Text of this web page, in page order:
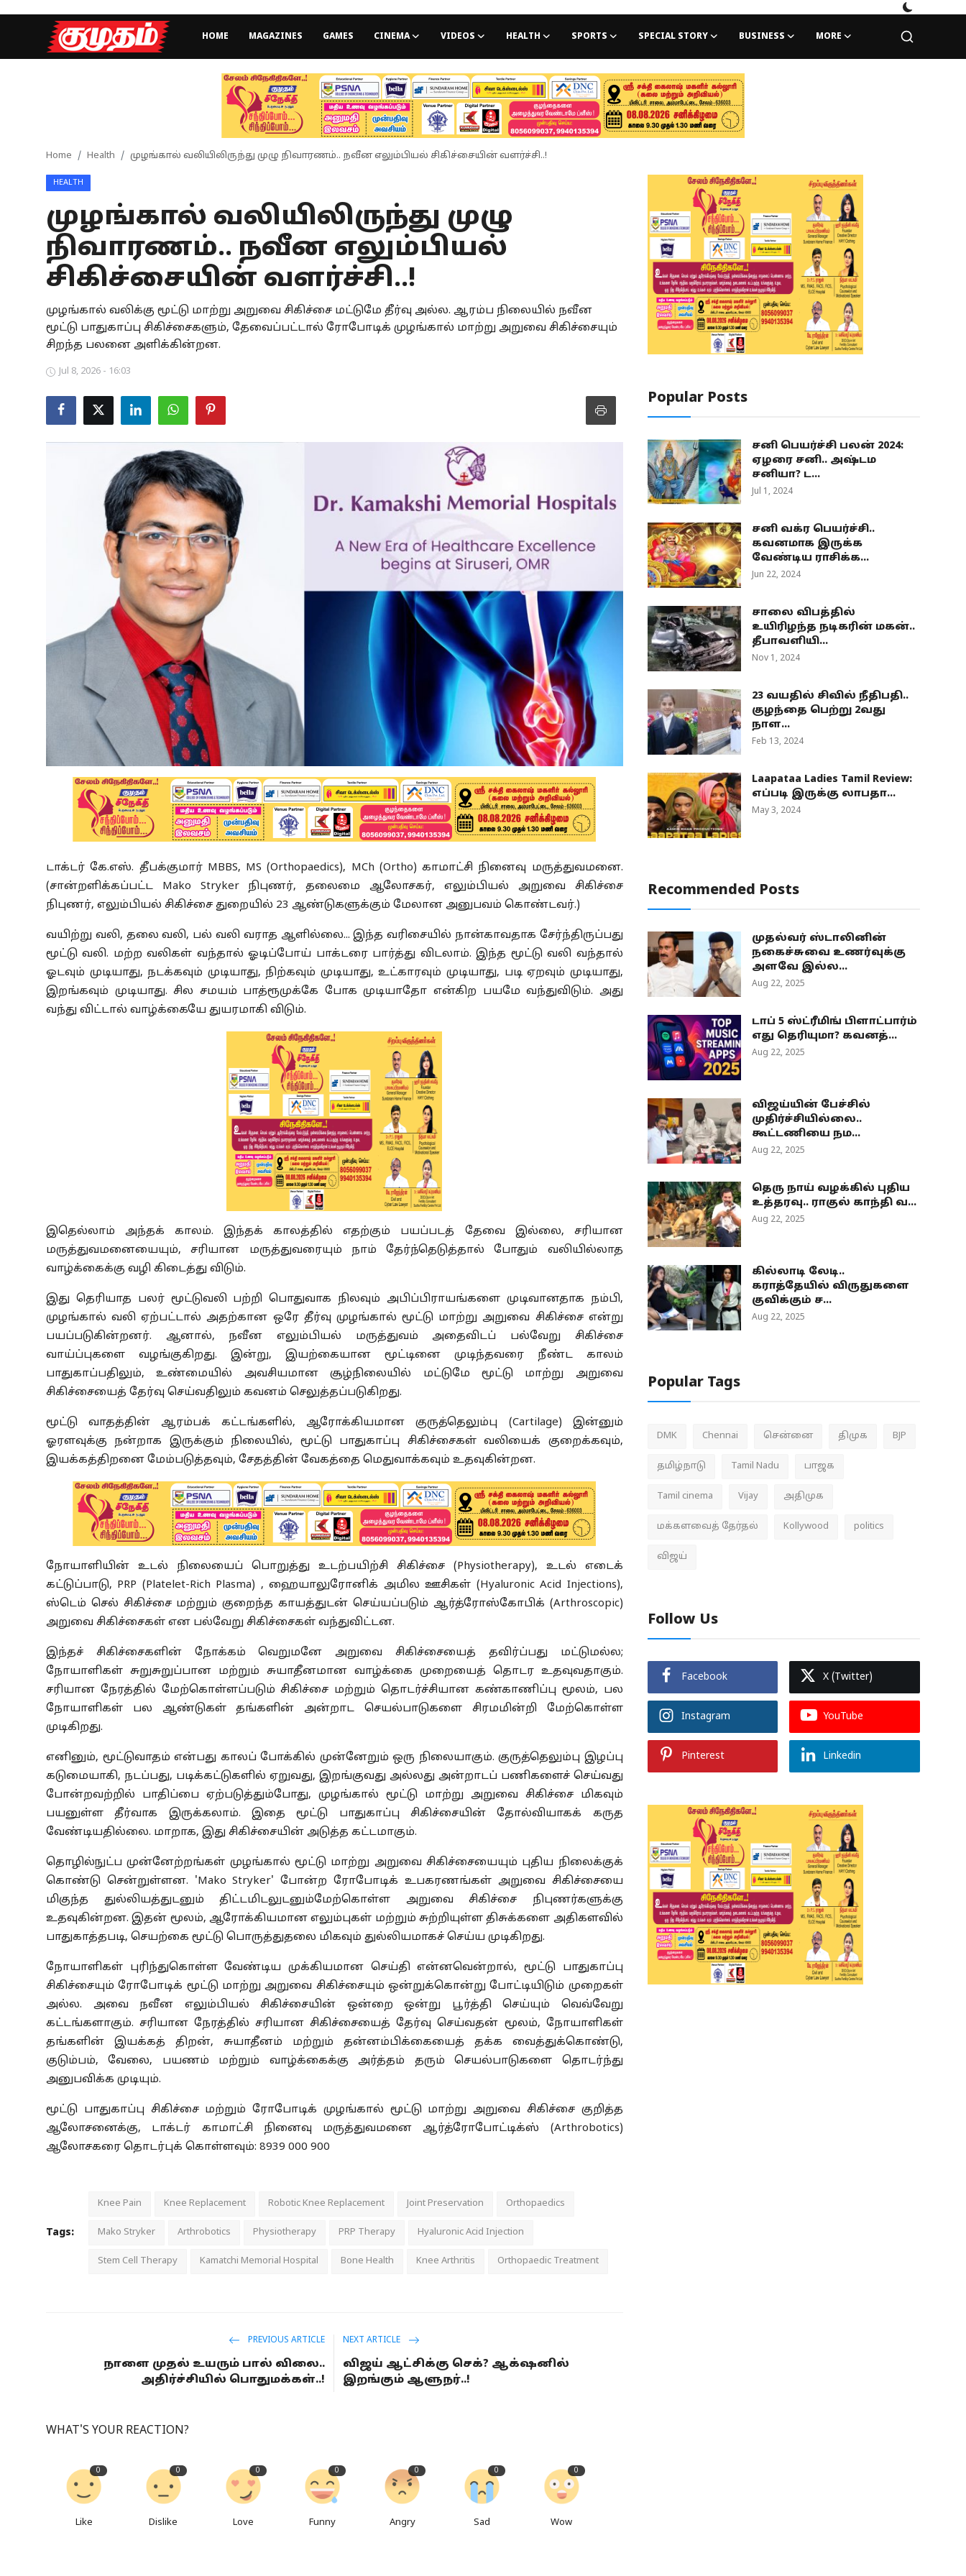
HOME MAGAZINES GAMES CINEMA VIDEOS HEALTH SPORTS SPECIAL STORY BUSINESS MORE
Games
Special Story
Business
Tamilnadu
National
Home Health முழங்கால் வலியிலிருந்து முழு நிவாரணம்.. நவீன எலும்பியல் சிகிச்சையின் வளர்ச்சி..!
HEALTH
முழங்கால் வலியிலிருந்து முழு
நிவாரணம்.. நவீன எலும்பியல்
சிகிச்சையின் வளர்ச்சி..!
முழங்கால் வலிக்கு மூட்டு மாற்று அறுவை சிகிச்சை மட்டுமே தீர்வு அல்ல. ஆரம்ப நிலையில் நவீன
மூட்டு பாதுகாப்பு சிகிச்சைகளும், தேவைப்பட்டால் ரோபோடிக் முழங்கால் மாற்று அறுவை சிகிச்சையும்
சிறந்த பலனை அளிக்கின்றன.
Jul 8, 2026 - 16:03
டாக்டர் கே.எஸ். தீபக்குமார் MBBS, MS (Orthopaedics), MCh (Ortho) காமாட்சி நினைவு மருத்துவமனை.
(சான்றளிக்கப்பட்ட Mako Stryker நிபுணர், தலைமை ஆலோசகர், எலும்பியல் அறுவை சிகிச்சை
நிபுணர், எலும்பியல் சிகிச்சை துறையில் 23 ஆண்டுகளுக்கும் மேலான அனுபவம் கொண்டவர்.)
வயிற்று வலி, தலை வலி, பல் வலி வராத ஆளில்லை... இந்த வரிசையில் நான்காவதாக சேர்ந்திருப்பது
மூட்டு வலி. மற்ற வலிகள் வந்தால் ஓடிப்போய் பாக்டரை பார்த்து விடலாம். இந்த மூட்டு வலி வந்தால்
ஓடவும் முடியாது, நடக்கவும் முடியாது, நிற்கவும் முடியாது, உட்காரவும் முடியாது, படி ஏறவும் முடியாது,
இறங்கவும் முடியாது. சில சமயம் பாத்ரூமுக்கே போக முடியாதோ என்கிற பயமே வந்துவிடும். அது
வந்து விட்டால் வாழ்க்கையே துயரமாகி விடும்.
இதெல்லாம் அந்தக் காலம். இந்தக் காலத்தில் எதற்கும் பயப்படத் தேவை இல்லை, சரியான
மருத்துவமனையையும், சரியான மருத்துவரையும் நாம் தேர்ந்தெடுத்தால் போதும் வலியில்லாத
வாழ்க்கைக்கு வழி கிடைத்து விடும்.
இது தெரியாத பலர் மூட்டுவலி பற்றி பொதுவாக நிலவும் அபிப்பிராயங்களை முடிவானதாக நம்பி,
முழங்கால் வலி ஏற்பட்டால் அதற்கான ஒரே தீர்வு முழங்கால் மூட்டு மாற்று அறுவை சிகிச்சை என்று
பயப்படுகின்றனர். ஆனால், நவீன எலும்பியல் மருத்துவம் அதைவிடப் பல்வேறு சிகிச்சை
வாய்ப்புகளை வழங்குகிறது. இன்று, இயற்கையான மூட்டினை முடிந்தவரை நீண்ட காலம்
பாதுகாப்பதிலும், உண்மையில் அவசியமான சூழ்நிலையில் மட்டுமே மூட்டு மாற்று அறுவை
சிகிச்சையைத் தேர்வு செய்வதிலும் கவனம் செலுத்தப்படுகிறது.
மூட்டு வாதத்தின் ஆரம்பக் கட்டங்களில், ஆரோக்கியமான குருத்தெலும்பு (Cartilage) இன்னும்
ஓரளவுக்கு நன்றாக இருக்கும் நிலையில், மூட்டு பாதுகாப்பு சிகிச்சைகள் வலியைக் குறைக்கவும்,
இயக்கத்திறனை மேம்படுத்தவும், சேதத்தின் வேகத்தை மெதுவாக்கவும் உதவுகின்றன.
நோயாளியின் உடல் நிலையைப் பொறுத்து உடற்பயிற்சி சிகிச்சை (Physiotherapy), உடல் எடைக்
கட்டுப்பாடு, PRP (Platelet-Rich Plasma) , ஹையாலுரோனிக் அமில ஊசிகள் (Hyaluronic Acid Injections),
ஸ்டெம் செல் சிகிச்சை மற்றும் குறைந்த காயத்துடன் செய்யப்படும் ஆர்த்ரோஸ்கோபிக் (Arthroscopic)
அறுவை சிகிச்சைகள் என பல்வேறு சிகிச்சைகள் வந்துவிட்டன.
இந்தச் சிகிச்சைகளின் நோக்கம் வெறுமனே அறுவை சிகிச்சையைத் தவிர்ப்பது மட்டுமல்ல;
நோயாளிகள் சுறுசுறுப்பான மற்றும் சுயாதீனமான வாழ்க்கை முறையைத் தொடர உதவுவதாகும்.
சரியான நேரத்தில் மேற்கொள்ளப்படும் சிகிச்சை மற்றும் தொடர்ச்சியான கண்காணிப்பு மூலம், பல
நோயாளிகள் பல ஆண்டுகள் தங்களின் அன்றாட செயல்பாடுகளை சிரமமின்றி மேற்கொள்ள
முடிகிறது.
எனினும், மூட்டுவாதம் என்பது காலப் போக்கில் முன்னேறும் ஒரு நிலையாகும். குருத்தெலும்பு இழப்பு
கடுமையாகி, நடப்பது, படிக்கட்டுகளில் ஏறுவது, இறங்குவது அல்லது அன்றாடப் பணிகளைச் செய்வது
போன்றவற்றில் பாதிப்பை ஏற்படுத்தும்போது, முழங்கால் மூட்டு மாற்று அறுவை சிகிச்சை மிகவும்
பயனுள்ள தீர்வாக இருக்கலாம். இதை மூட்டு பாதுகாப்பு சிகிச்சையின் தோல்வியாகக் கருத
வேண்டியதில்லை. மாறாக, இது சிகிச்சையின் அடுத்த கட்டமாகும்.
தொழில்நுட்ப முன்னேற்றங்கள் முழங்கால் மூட்டு மாற்று அறுவை சிகிச்சையையும் புதிய நிலைக்குக்
கொண்டு சென்றுள்ளன. 'Mako Stryker' போன்ற ரோபோடிக் உபகரணங்கள் அறுவை சிகிச்சையை
மிகுந்த துல்லியத்துடனும் திட்டமிடலுடனும்மேற்கொள்ள அறுவை சிகிச்சை நிபுணர்களுக்கு
உதவுகின்றன. இதன் மூலம், ஆரோக்கியமான எலும்புகள் மற்றும் சுற்றியுள்ள திசுக்களை அதிகளவில்
பாதுகாத்தபடி, செயற்கை மூட்டு பொருத்துதலை மிகவும் துல்லியமாகச் செய்ய முடிகிறது.
நோயாளிகள் புரிந்துகொள்ள வேண்டிய முக்கியமான செய்தி என்னவென்றால், மூட்டு பாதுகாப்பு
சிகிச்சையும் ரோபோடிக் மூட்டு மாற்று அறுவை சிகிச்சையும் ஒன்றுக்கொன்று போட்டியிடும் முறைகள்
அல்ல. அவை நவீன எலும்பியல் சிகிச்சையின் ஒன்றை ஒன்று பூர்த்தி செய்யும் வெவ்வேறு
கட்டங்களாகும். சரியான நேரத்தில் சரியான சிகிச்சையைத் தேர்வு செய்வதன் மூலம், நோயாளிகள்
தங்களின் இயக்கத் திறன், சுயாதீனம் மற்றும் தன்னம்பிக்கையைத் தக்க வைத்துக்கொண்டு,
குடும்பம், வேலை, பயணம் மற்றும் வாழ்க்கைக்கு அர்த்தம் தரும் செயல்பாடுகளை தொடர்ந்து
அனுபவிக்க முடியும்.
மூட்டு பாதுகாப்பு சிகிச்சை மற்றும் ரோபோடிக் முழங்கால் மூட்டு மாற்று அறுவை சிகிச்சை குறித்த
ஆலோசனைக்கு, டாக்டர் காமாட்சி நினைவு மருத்துவமனை ஆர்த்ரோபோட்டிக்ஸ் (Arthrobotics)
ஆலோசகரை தொடர்புக் கொள்ளவும்: 8939 000 900
Tags:
Knee Pain Knee Replacement Robotic Knee Replacement Joint Preservation Orthopaedics
Mako Stryker Arthrobotics Physiotherapy PRP Therapy Hyaluronic Acid Injection
Stem Cell Therapy Kamatchi Memorial Hospital Bone Health Knee Arthritis Orthopaedic Treatment
PREVIOUS ARTICLE
நாளை முதல் உயரும் பால் விலை..
அதிர்ச்சியில் பொதுமக்கள்..!
NEXT ARTICLE
விஜய் ஆட்சிக்கு செக்? ஆக்‌ஷனில்
இறங்கும் ஆளுநர்..!
WHAT'S YOUR REACTION?
0
Like
0
Dislike
0
Love
0
Funny
0
Angry
0
Sad
0
Wow
Popular Posts
சனி பெயர்ச்சி பலன் 2024:
ஏழரை சனி.. அஷ்டம
சனியா? ட...
Jul 1, 2024
சனி வக்ர பெயர்ச்சி..
கவனமாக இருக்க
வேண்டிய ராசிக்க...
Jun 22, 2024
சாலை விபத்தில்
உயிரிழந்த நடிகரின் மகன்..
தீபாவளியி...
Nov 1, 2024
23 வயதில் சிவில் நீதிபதி..
குழந்தை பெற்று 2வது
நாள...
Feb 13, 2024
Laapataa Ladies Tamil Review:
எப்படி இருக்கு லாபதா...
May 3, 2024
Recommended Posts
முதல்வர் ஸ்டாலினின்
நகைச்சுவை உணர்வுக்கு
அளவே இல்ல...
Aug 22, 2025
டாப் 5 ஸ்ட்ரீமிங் பிளாட்பார்ம்
எது தெரியுமா? கவனத்...
Aug 22, 2025
விஜய்யின் பேச்சில்
முதிர்ச்சியில்லை..
கூட்டணியை நம...
Aug 22, 2025
தெரு நாய் வழக்கில் புதிய
உத்தரவு.. ராகுல் காந்தி வ...
Aug 22, 2025
கில்லாடி லேடி..
கராத்தேயில் விருதுகளை
குவிக்கும் ச...
Aug 22, 2025
Popular Tags
DMK Chennai சென்னை திமுக BJP
தமிழ்நாடு Tamil Nadu பாஜக
Tamil cinema Vijay அதிமுக
மக்களவைத் தேர்தல் Kollywood politics
விஜய்
Follow Us
Facebook X (Twitter)
Instagram YouTube
Pinterest Linkedin